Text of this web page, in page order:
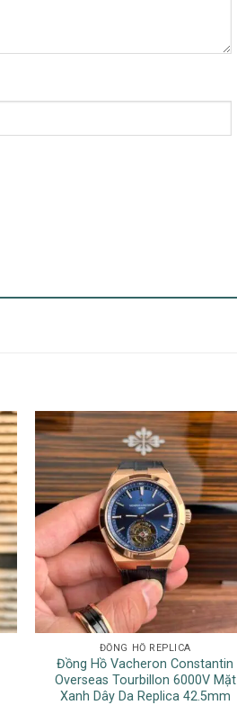
ĐỒNG HỒ REPLICA
Đồng Hồ Vacheron Constantin
Overseas Tourbillon 6000V Mặt
Xanh Dây Da Replica 42.5mm